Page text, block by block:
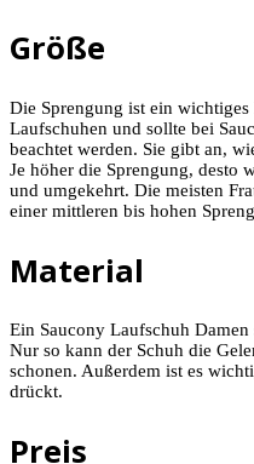
Größe
Die Sprengung ist ein
Laufschuhen und sollte bei
beachtet werden. Sie gibt an,
Je höher die Sprengung, desto
und umgekehrt. Die meisten
einer mittleren bis hohen
Material
Ein Saucony Laufschuh
Nur so kann der Schuh die
schonen. Außerdem ist es
drückt.
Preis